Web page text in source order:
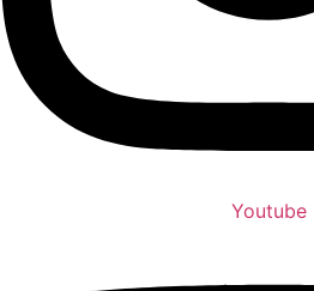
Youtube